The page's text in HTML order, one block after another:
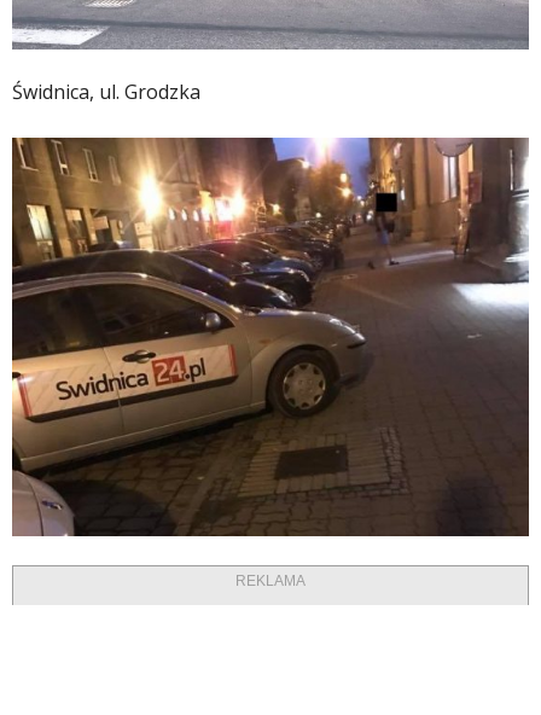
Świdnica, ul. Grodzka
REKLAMA